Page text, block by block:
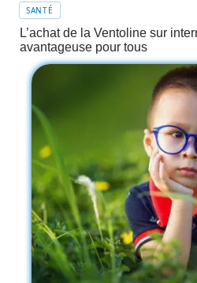
SANTÉ
L’achat de la Ventoline sur
avantageuse pour tous